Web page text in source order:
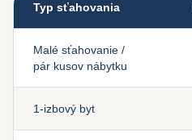
Typ sťahovania
Malé sťahovanie /
pár kusov nábytku
1-izbový byt